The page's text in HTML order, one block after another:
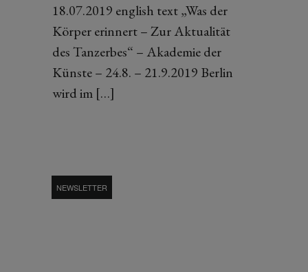
18.07.2019 english text „Was der
Körper erinnert – Zur Aktualität
des Tanzerbes“ – Akademie der
Künste – 24.8. – 21.9.2019 Berlin
wird im […]
NEWSLETTER